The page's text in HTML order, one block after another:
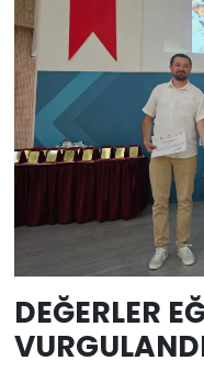
DEĞERLER